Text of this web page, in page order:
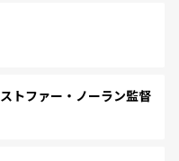
トファー・ノーラン監督